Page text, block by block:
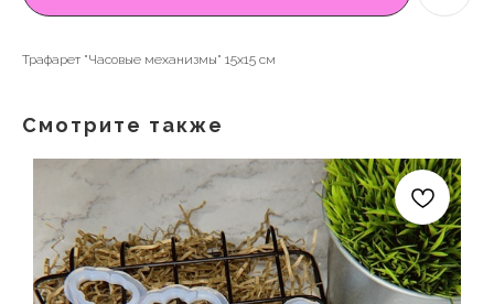
Трафарет "Часовые механизмы" 15х15 см
Смотрите также